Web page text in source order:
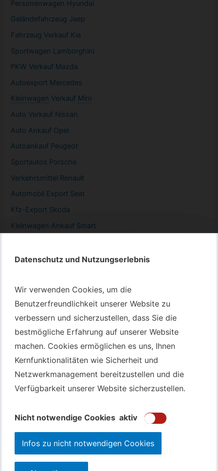
Datenschutz und Nutzungserlebnis
Wir verwenden Cookies, um die
Benutzerfreundlichkeit unserer Website zu
verbessern und sicherzustellen, dass Sie die
bestmögliche Erfahrung auf unserer Website
machen. Cookies ermöglichen es uns, Ihnen
Kernfunktionalitäten wie Sicherheit und
Netzwerkmanagement bereitzustellen und die
Verfügbarkeit unserer Website sicherzustellen.
Nicht notwendige Cookies aktiv
Infos zu nicht notwendigen Cookies
Datenschutz und Nutzungserlebnis
Wir verwenden Cookies, um die
Benutzerfreundlichkeit unserer Website zu
verbessern und sicherzustellen, dass Sie die
bestmögliche Erfahrung auf unserer Website
machen. Cookies ermöglichen es uns, Ihnen
Kernfunktionalitäten wie Sicherheit und
Netzwerkmanagement bereitzustellen und die
Verfügbarkeit unserer Website sicherzustellen.
Nicht notwendige Cookies aktiv
Infos zu nicht notwendigen Cookies
Personenwagen Hyundai
Geländefahrzeug Jeep
Fahrzeug Verkauf Kia
Sportwagen Lamborghini
PKW Verkauf Mazda
Autoexport Mercedes
Kleinwagen Verkauf Mini
Auto Verkauf Nissan
Auto Ankauf Opel
Autoankauf Peugeot
Sportautos Porsche
Verkehrsmittel Renault
Automobil
Export Seat
Kfz-Export Skoda
Kleinwagen Ankauf Smart
Autotransport Bochum
Autotransport Düsseldorf
Autotransport Essen
Autoexport Gelsenkirchen
GebrauchtwagenAnkauf Bochum